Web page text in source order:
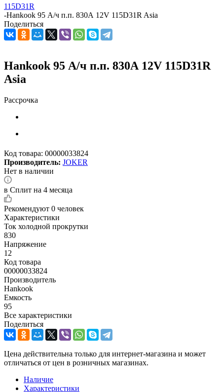
115D31R
-Hankook 95 А/ч п.п. 830А 12V 115D31R Asia
Поделиться
Hankook 95 А/ч п.п. 830А 12V 115D31R
Asia
Рассрочка
Код товара: 00000033824
Производитель: JOKER
Нет в наличии
в Сплит на 4 месяца
Рекомендуют 0 человек
Характеристики
Ток холодной прокрутки
830
Напряжение
12
Код товара
00000033824
Производитель
Hankook
Емкость
95
Все характеристики
Поделиться
Цена действительна только для интернет-магазина и может
отличаться от цен в розничных магазинах.
Наличие
Характеристики